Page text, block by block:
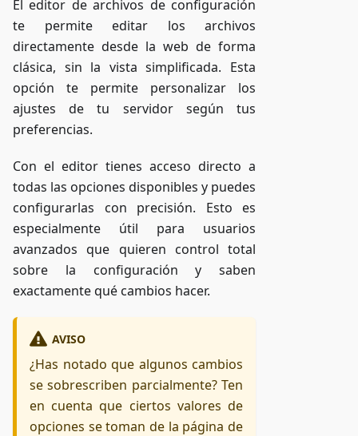
El editor de archivos de configuración
te permite editar los archivos
directamente desde la web de forma
clásica, sin la vista simplificada. Esta
opción te permite personalizar los
ajustes de tu servidor según tus
preferencias.
Con el editor tienes acceso directo a
todas las opciones disponibles y puedes
configurarlas con precisión. Esto es
especialmente útil para usuarios
avanzados que quieren control total
sobre la configuración y saben
exactamente qué cambios hacer.
AVISO
¿Has notado que algunos cambios
se sobrescriben parcialmente? Ten
en cuenta que ciertos valores de
opciones se toman de la página de